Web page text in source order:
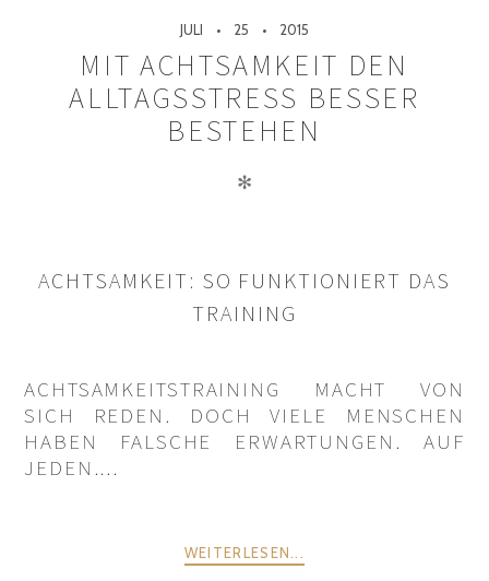
JULI 25 2015
MIT ACHTSAMKEIT DEN
ALLTAGSSTRESS BESSER
BESTEHEN
✻
ACHTSAMKEIT: SO FUNKTIONIERT DAS
TRAINING
ACHTSAMKEITSTRAINING MACHT VON
SICH REDEN. DOCH VIELE MENSCHEN
HABEN FALSCHE ERWARTUNGEN. AUF
JEDEN....
WEITERLESEN...